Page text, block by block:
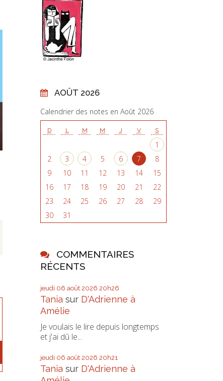
AOÛT 2026
Calendrier des notes en Août 2026
D L M M J V S
1
2
3 4 5 6 7
8
9
10 11 12 13 14
15
16
17 18 19 20 21
22
23
24 25 26 27 28
29
30
31
COMMENTAIRES
RÉCENTS
jeudi 06 août 2026 20h26
Tania sur D'Adrienne à
Amélie
Je voulais le lire depuis longtemps
et j'ai dû le...
jeudi 06 août 2026 20h21
Tania sur D'Adrienne à